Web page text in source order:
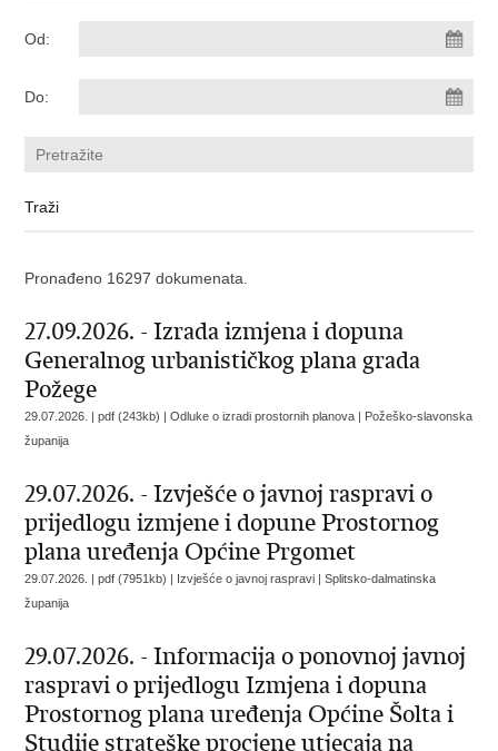
Od:
Do:
Pronađeno 16297 dokumenata.
27.09.2026. - Izrada izmjena i dopuna
Generalnog urbanističkog plana grada
Požege
29.07.2026. | pdf (243kb) | Odluke o izradi prostornih planova | Požeško-slavonska
županija
29.07.2026. - Izvješće o javnoj raspravi o
prijedlogu izmjene i dopune Prostornog
plana uređenja Općine Prgomet
29.07.2026. | pdf (7951kb) | Izvješće o javnoj raspravi |Splitsko-dalmatinska
županija
29.07.2026. - Informacija o ponovnoj javnoj
raspravi o prijedlogu Izmjena i dopuna
Prostornog plana uređenja Općine Šolta i
Studije strateške procjene utjecaja na